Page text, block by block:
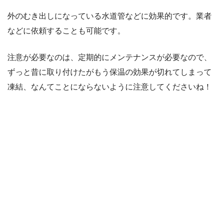
外のむき出しになっている水道管などに効果的です。業者
などに依頼することも可能です。
注意が必要なのは、定期的にメンテナンスが必要なので、
ずっと昔に取り付けたがもう保温の効果が切れてしまって
凍結、なんてことにならないように注意してくださいね！